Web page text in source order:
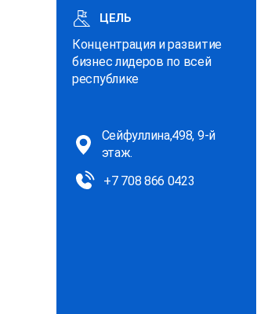
ЦЕЛЬ
Концентрация и развитие
бизнес лидеров по всей
республике
Сейфуллина,498, 9-й
этаж.
+7 708 866 0423